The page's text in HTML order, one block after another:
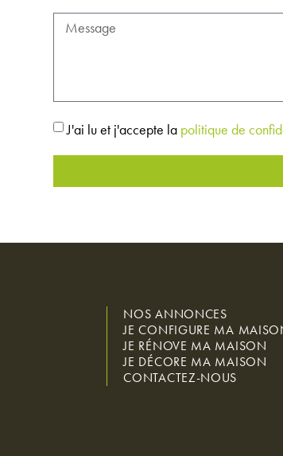
J'ai lu et j'accepte la politique de
NOS ANNONCES
JE CONFIGURE MA
JE RÉNOVE MA MAISON
JE DÉCORE MA MAISON
CONTACTEZ-NOUS